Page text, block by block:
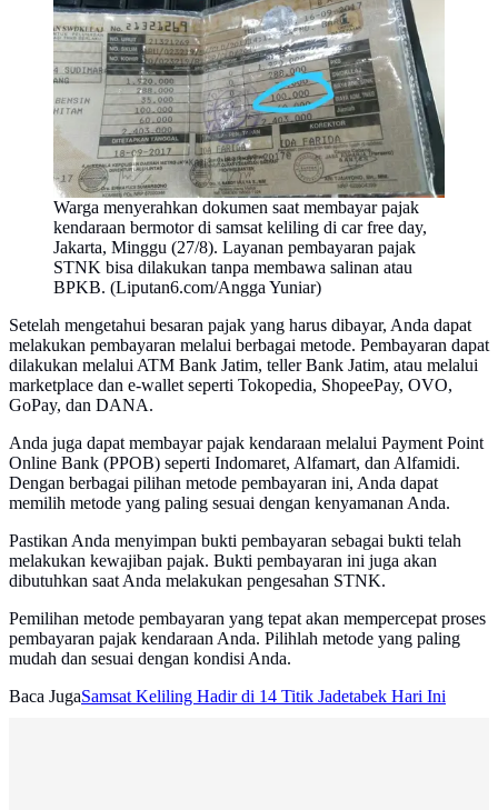
Warga menyerahkan dokumen saat membayar pajak
kendaraan bermotor di samsat keliling di car free day,
Jakarta, Minggu (27/8). Layanan pembayaran pajak
STNK bisa dilakukan tanpa membawa salinan atau
BPKB. (Liputan6.com/Angga Yuniar)
Setelah mengetahui besaran pajak yang harus dibayar, Anda dapat
melakukan pembayaran melalui berbagai metode. Pembayaran dapat
dilakukan melalui ATM Bank Jatim, teller Bank Jatim, atau melalui
marketplace dan e-wallet seperti Tokopedia, ShopeePay, OVO,
GoPay, dan DANA.
Anda juga dapat membayar pajak kendaraan melalui Payment Point
Online Bank (PPOB) seperti Indomaret, Alfamart, dan Alfamidi.
Dengan berbagai pilihan metode pembayaran ini, Anda dapat
memilih metode yang paling sesuai dengan kenyamanan Anda.
Pastikan Anda menyimpan bukti pembayaran sebagai bukti telah
melakukan kewajiban pajak. Bukti pembayaran ini juga akan
dibutuhkan saat Anda melakukan pengesahan STNK.
Pemilihan metode pembayaran yang tepat akan mempercepat proses
pembayaran pajak kendaraan Anda. Pilihlah metode yang paling
mudah dan sesuai dengan kondisi Anda.
Baca JugaSamsat Keliling Hadir di 14 Titik Jadetabek Hari Ini